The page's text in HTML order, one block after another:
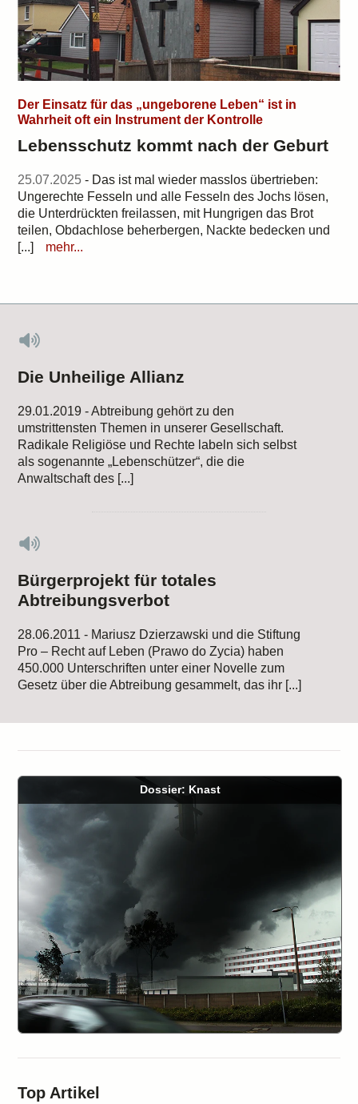
Der Einsatz für das „ungeborene Leben“ ist in
Wahrheit oft ein Instrument der Kontrolle
Lebensschutz kommt nach der Geburt
25.07.2025 - Das ist mal wieder masslos übertrieben:
Ungerechte Fesseln und alle Fesseln des Jochs lösen,
die Unterdrückten freilassen, mit Hungrigen das Brot
teilen, Obdachlose beherbergen, Nackte bedecken und
[...]
mehr...
Die Unheilige Allianz
29.01.2019 - Abtreibung gehört zu den
umstrittensten Themen in unserer Gesellschaft.
Radikale Religiöse und Rechte labeln sich selbst
als sogenannte „Lebenschützer“, die die
Anwaltschaft des [...]
Bürgerprojekt für totales
Abtreibungsverbot
28.06.2011 - Mariusz Dzierzawski und die Stiftung
Pro – Recht auf Leben (Prawo do Zycia) haben
450.000 Unterschriften unter einer Novelle zum
Gesetz über die Abtreibung gesammelt, das ihr [...]
Dossier: Knast
Top Artikel